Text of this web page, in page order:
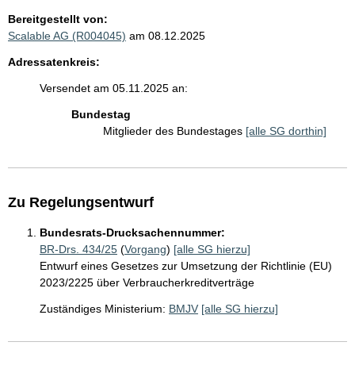
Bereitgestellt von:
Scalable AG (R004045) am 08.12.2025
Adressatenkreis:
Versendet am 05.11.2025 an:
Bundestag
Mitglieder des Bundestages [alle SG dorthin]
Zu Regelungsentwurf
Bundesrats-Drucksachennummer:
BR-Drs. 434/25 (Vorgang) [alle SG hierzu]
Entwurf eines Gesetzes zur Umsetzung der Richtlinie (EU)
2023/2225 über Verbraucherkreditverträge
Zuständiges Ministerium: BMJV [alle SG hierzu]